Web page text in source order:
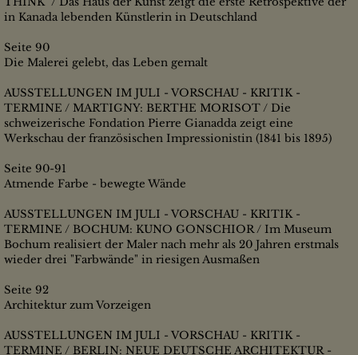
in Kanada lebenden Künstlerin in Deutschland
Seite 90
Die Malerei gelebt, das Leben gemalt
AUSSTELLUNGEN IM JULI - VORSCHAU - KRITIK -
TERMINE / MARTIGNY: BERTHE MORISOT / Die
schweizerische Fondation Pierre Gianadda zeigt eine
Werkschau der französischen Impressionistin (1841 bis 1895)
Seite 90-91
Atmende Farbe - bewegte Wände
AUSSTELLUNGEN IM JULI - VORSCHAU - KRITIK -
TERMINE / BOCHUM: KUNO GONSCHIOR / Im Museum
Bochum realisiert der Maler nach mehr als 20 Jahren erstmals
wieder drei "Farbwände" in riesigen Ausmaßen
Seite 92
Architektur zum Vorzeigen
AUSSTELLUNGEN IM JULI - VORSCHAU - KRITIK -
TERMINE / BERLIN: NEUE DEUTSCHE ARCHITEKTUR -